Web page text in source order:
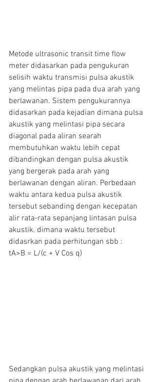
Metode ultrasonic transit time flow
meter didasarkan pada pengukuran
selisih waktu transmisi pulsa akustik
yang melintas pipa pada dua arah yang
berlawanan. Sistem pengukurannya
didasarkan pada kejadian dimana pulsa
akustik yang melintasi pipa secara
diagonal pada aliran searah
membutuhkan waktu lebih cepat
dibandingkan dengan pulsa akustik
yang bergerak pada arah yang
berlawanan dengan aliran. Perbedaan
waktu antara kedua pulsa akustik
tersebut sebanding dengan kecepatan
alir rata-rata sepanjang lintasan pulsa
akustik. dimana waktu tersebut
didasrkan pada perhitungan sbb :
tA>B = L/(c + V Cos q)
Sedangkan pulsa akustik yang melintasi